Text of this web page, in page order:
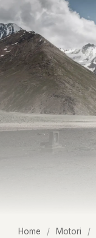
Home / Motori /